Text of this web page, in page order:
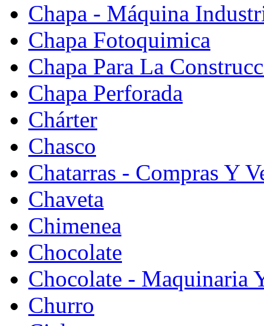
Chapa - Máquina
Chapa Fotoquimica
Chapa Para La
Chapa Perforada
Chárter
Chasco
Chatarras - Compras Y
Chaveta
Chimenea
Chocolate
Chocolate - Maquinaria
Churro